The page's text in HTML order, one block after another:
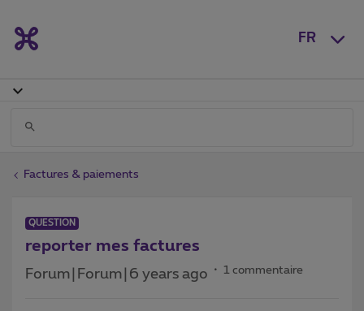
FR
Factures & paiements
QUESTION
reporter mes factures
Forum|Forum|6 years ago 1 commentaire